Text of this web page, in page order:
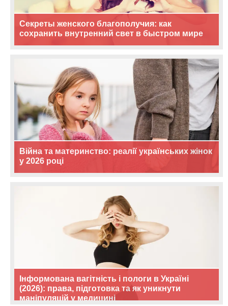
Секреты женского благополучия: как
сохранить внутренний свет в быстром мире
Війна та материнство: реалії українських жінок
у 2026 році
Інформована вагітність і пологи в Україні
(2026): права, підготовка та як уникнути
маніпуляцій у медицині